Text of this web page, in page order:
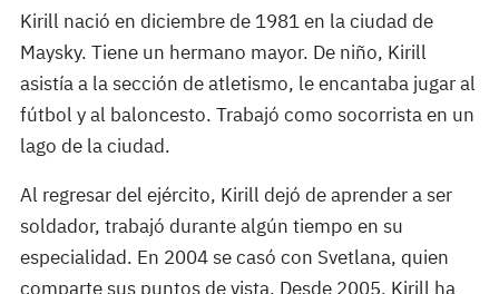
Kirill nació en diciembre de 1981 en la ciudad de
Maysky. Tiene un hermano mayor. De niño, Kirill
asistía a la sección de atletismo, le encantaba jugar al
fútbol y al baloncesto. Trabajó como socorrista en un
lago de la ciudad.
Al regresar del ejército, Kirill dejó de aprender a ser
soldador, trabajó durante algún tiempo en su
especialidad. En 2004 se casó con Svetlana, quien
comparte sus puntos de vista. Desde 2005, Kirill ha